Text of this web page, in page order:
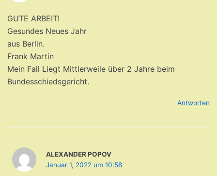
GUTE ARBEIT!
Gesundes Neues Jahr
aus Berlin.
Frank Martin
Mein Fall Liegt Mittlerweile über 2 Jahre beim
Bundesschiedsgericht.
Antworten
ALEXANDER POPOV
Januar 1, 2022 um 10:58